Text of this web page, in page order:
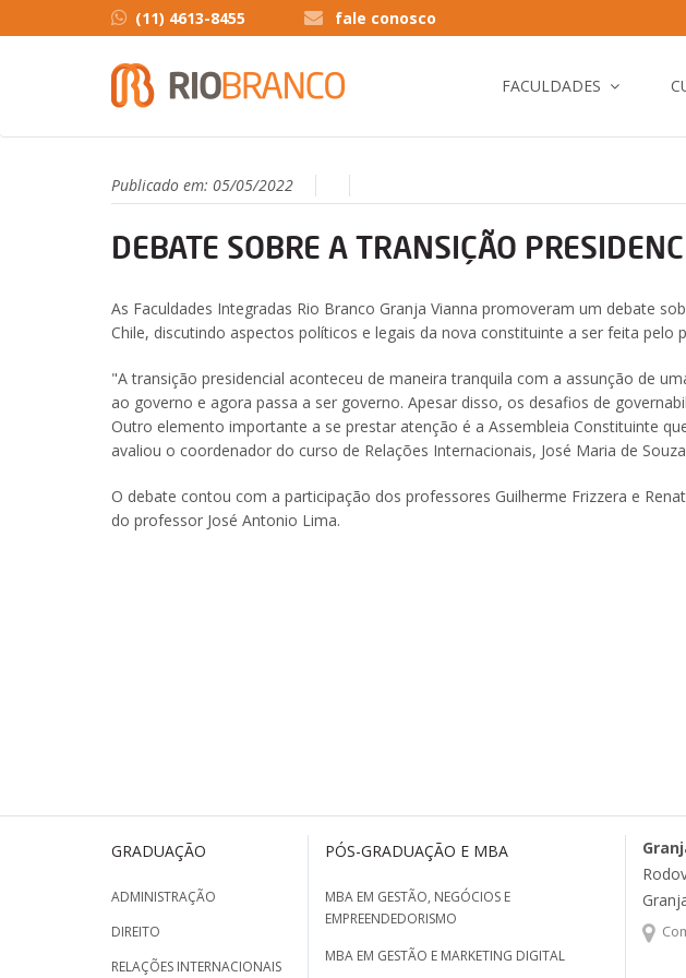
(11) 4613-8455 fale conosco
FACULDADES
Publicado em: 05/05/2022
DEBATE SOBRE A TRANSIÇÃO
As Faculdades Integradas Rio Branco Granja Vianna promoveram um debate
Chile, discutindo aspectos políticos e legais da nova constituinte a ser feita pelo
"A transição presidencial aconteceu de maneira tranquila com a assunção de
ao governo e agora passa a ser governo. Apesar disso, os desafios de
Outro elemento importante a se prestar atenção é a Assembleia Constituinte
avaliou o coordenador do curso de Relações Internacionais, José Maria de Souza
O debate contou com a participação dos professores Guilherme Frizzera e
do professor José Antonio Lima.
GRADUAÇÃO
ADMINISTRAÇÃO
DIREITO
RELAÇÕES INTERNACIONAIS
PÓS-GRADUAÇÃO E MBA
MBA EM GESTÃO, NEGÓCIOS E
EMPREENDEDORISMO
MBA EM GESTÃO E MARKETING DIGITAL